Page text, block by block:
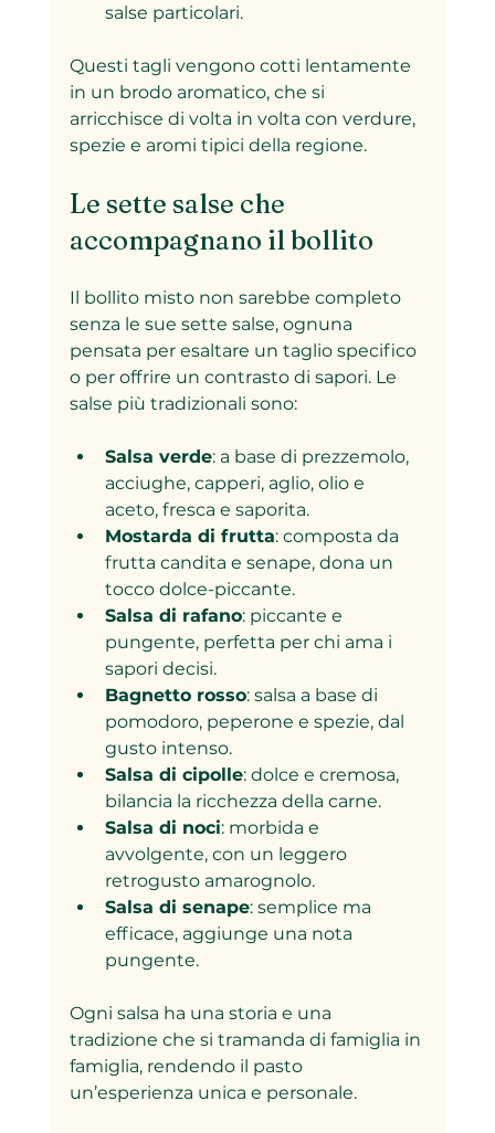
salse particolari.
Questi tagli vengono cotti lentamente
in un brodo aromatico, che si
arricchisce di volta in volta con verdure,
spezie e aromi tipici della regione.
Le sette salse che
accompagnano il bollito
Il bollito misto non sarebbe completo
senza le sue sette salse, ognuna
pensata per esaltare un taglio specifico
o per offrire un contrasto di sapori. Le
salse più tradizionali sono:
Salsa verde: a base di prezzemolo,
acciughe, capperi, aglio, olio e
aceto, fresca e saporita.
Mostarda di frutta: composta da
frutta candita e senape, dona un
tocco dolce-piccante.
Salsa di rafano: piccante e
pungente, perfetta per chi ama i
sapori decisi.
Bagnetto rosso: salsa a base di
pomodoro, peperone e spezie, dal
gusto intenso.
Salsa di cipolle: dolce e cremosa,
bilancia la ricchezza della carne.
Salsa di noci: morbida e
avvolgente, con un leggero
retrogusto amarognolo.
Salsa di senape: semplice ma
efficace, aggiunge una nota
pungente.
Ogni salsa ha una storia e una
tradizione che si tramanda di famiglia in
famiglia, rendendo il pasto
un’esperienza unica e personale.